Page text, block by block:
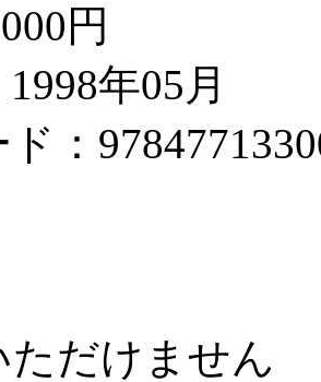
円
年05月
：
ただけません